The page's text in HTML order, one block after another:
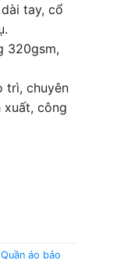
tay, cổ
320gsm,
trì, chuyên
xuất, công
Quần áo bảo